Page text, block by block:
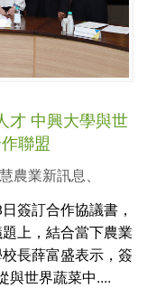
才 中興大學與世
聯盟
農業新訊息、
簽訂合作協議書，
上，結合當下農業
長薛富盛表示，簽
與世界蔬菜中....